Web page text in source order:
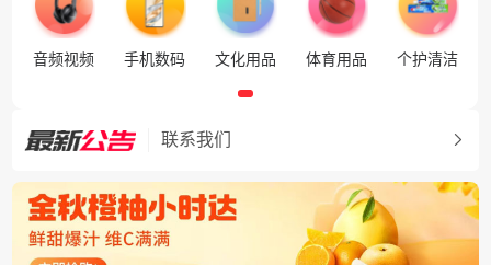
音频视频 手机数码 文化用品 体育用品 个护清洁
联系我们